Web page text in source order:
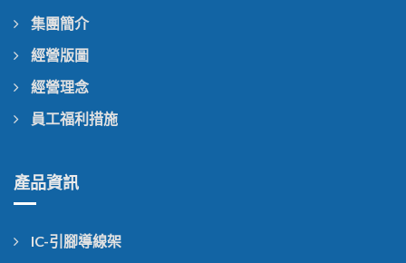
集團簡介
經營版圖
經營理念
員工福利措施
產品資訊
IC-引腳導線架